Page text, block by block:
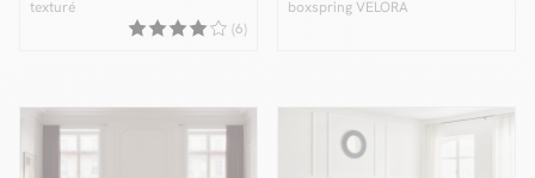
texturé
(6)
boxspring VELORA